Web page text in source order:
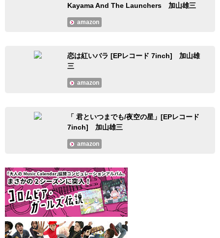
Kayama And The Launchers 加山雄三
amazon
恋は紅いバラ [EPレコード 7inch] 加山雄
三
amazon
「 君といつまでも/夜空の星」[EPレコード
7inch] 加山雄三
amazon